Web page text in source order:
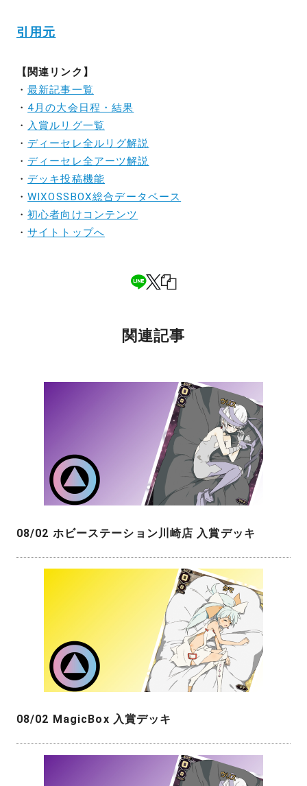
引用元
【関連リンク】
・最新記事一覧
・ 4月の大会日程・結果
・ 入賞ルリグ一覧
・ ディーセレ全ルリグ解説
・ ディーセレ全アーツ解説
・ デッキ投稿機能
・WIXOSSBOX総合データベース
・初心者向けコンテンツ
・サイトトップへ
関連記事
08/02 ホビーステーション川崎店 入賞デッキ
08/02 MagicBox 入賞デッキ